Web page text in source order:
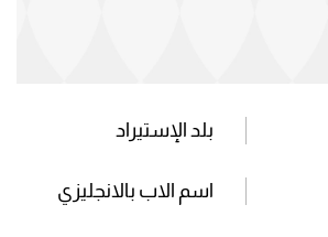
بلد الإستيراد
اسم الاب بالانجليزي